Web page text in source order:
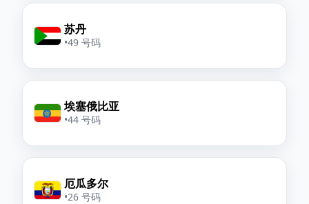
苏丹
•49 号码
埃塞俄比亚
•44 号码
厄瓜多尔
•26 号码